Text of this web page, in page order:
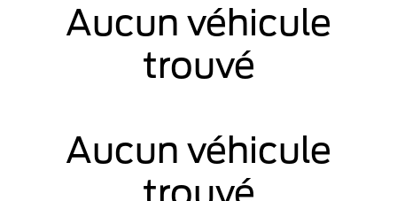
Aucun véhicule
trouvé
Aucun véhicule